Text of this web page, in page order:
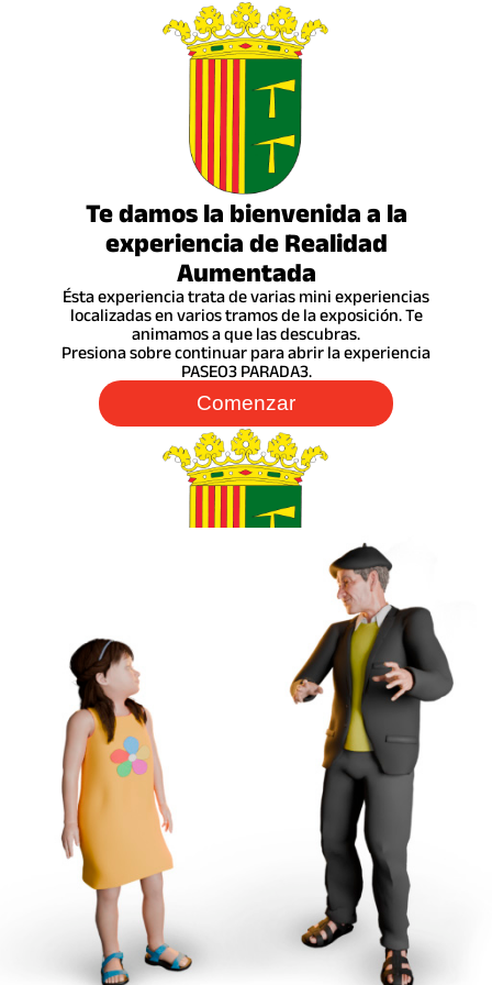
Te damos la bienvenida a la
experiencia de Realidad
Aumentada
Ésta experiencia trata de varias mini experiencias
localizadas en varios tramos de la exposición. Te
animamos a que las descubras.
Presiona sobre continuar para abrir la experiencia
PASEO3 PARADA3.
Comenzar
Cargando...